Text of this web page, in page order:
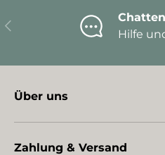
Vorherige
Hilfe
Über uns
Zahlung & Versand